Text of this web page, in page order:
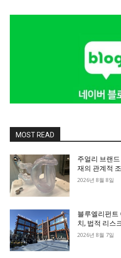
MOST READ
주얼리 브랜드
재의 관계적
2026년 8월 8일
블루엘리펀트
치, 법적 리스
2026년 8월 7일